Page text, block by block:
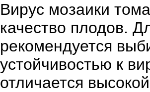
Вирус мозаики
качество плодов.
рекомендуется
устойчивостью к
отличается